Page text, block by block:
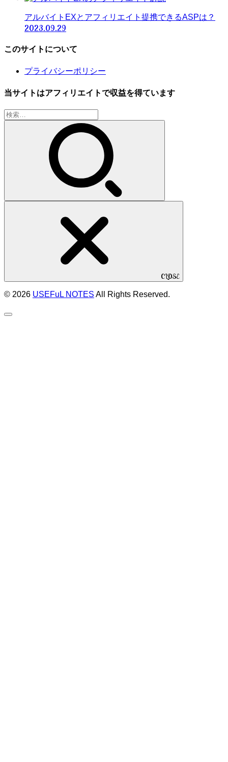
アルバイトEXとアフィリエイト提携できるASPは？
2023.09.29
このサイトについて
プライバシーポリシー
当サイトはアフィリエイトで収益を得ています
検
索:
CLOSE
© 2026 USEFuL NOTES All Rights Reserved.